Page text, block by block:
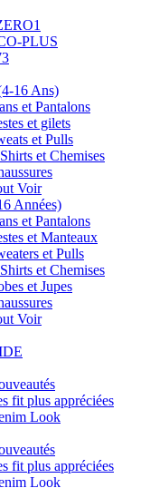
PLUS
16 Ans)
et Pantalons
et gilets
et Pulls
et Chemises
Voir
Années)
et Pantalons
et Manteaux
et Pulls
et Chemises
et Jupes
Voir
fit plus appréciées
Look
fit plus appréciées
Look